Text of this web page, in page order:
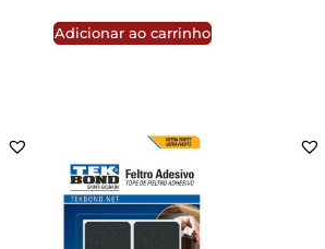
Adicionar ao carrinho